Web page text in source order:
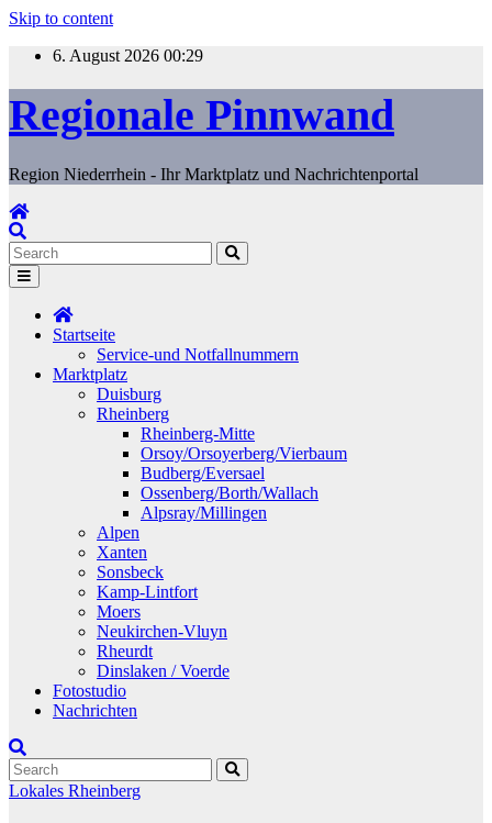
Skip to content
6. August 2026 00:29
Regionale Pinnwand
Region Niederrhein - Ihr Marktplatz und Nachrichtenportal
Startseite
Service-und Notfallnummern
Marktplatz
Duisburg
Rheinberg
Rheinberg-Mitte
Orsoy/Orsoyerberg/Vierbaum
Budberg/Eversael
Ossenberg/Borth/Wallach
Alpsray/Millingen
Alpen
Xanten
Sonsbeck
Kamp-Lintfort
Moers
Neukirchen-Vluyn
Rheurdt
Dinslaken / Voerde
Fotostudio
Nachrichten
Lokales Rheinberg